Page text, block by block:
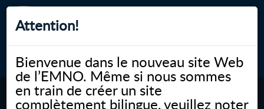
Attention!
Bienvenue dans le nouveau site Web
de l’EMNO. Même si nous sommes
en train de créer un site
complètement bilingue, veuillez noter
myNOSM Accessibilité A- A+ English
MENU